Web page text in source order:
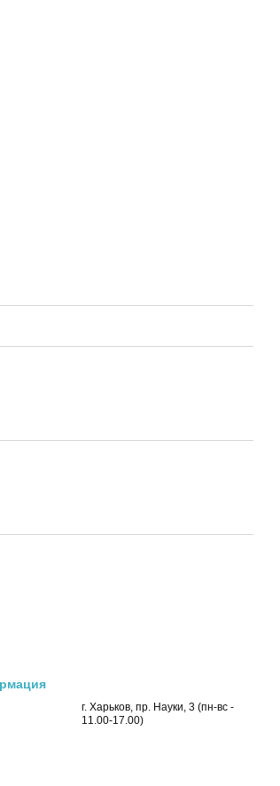
г. Харьков, пр. Науки, 3 (пн-вс -
11.00-17.00)